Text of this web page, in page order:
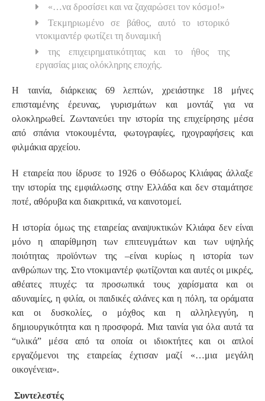
«…να δροσίσει και να ζαχαρώσει τον κόσμο!»
Τεκμηριωμένο σε βάθος, αυτό το ιστορικό
ντοκιμαντέρ φωτίζει τη δυναμική
της επιχειρηματικότητας και το ήθος της
εργασίας μιας ολόκληρης εποχής.
Η ταινία, διάρκειας 69 λεπτών, χρειάστηκε 18 μήνες
επισταμένης έρευνας, γυρισμάτων και μοντάζ για να
ολοκληρωθεί. Ζωντανεύει την ιστορία της επιχείρησης μέσα
από σπάνια ντοκουμέντα, φωτογραφίες, ηχογραφήσεις και
φιλμάκια αρχείου.
Η εταιρεία που ίδρυσε το 1926 ο Θόδωρος Κλιάφας άλλαξε
την ιστορία της εμφιάλωσης στην Ελλάδα και δεν σταμάτησε
ποτέ, αθόρυβα και διακριτικά, να καινοτομεί.
Η ιστορία όμως της εταιρείας αναψυκτικών Κλιάφα δεν είναι
μόνο η απαρίθμηση των επιτευγμάτων και των υψηλής
ποιότητας προϊόντων της –είναι κυρίως η ιστορία των
ανθρώπων της. Στο ντοκιμαντέρ φωτίζονται και αυτές οι μικρές,
αθέατες πτυχές: τα προσωπικά τους χαρίσματα και οι
αδυναμίες, η φιλία, οι παιδικές αλάνες και η πόλη, τα οράματα
και οι δυσκολίες, ο μόχθος και η αλληλεγγύη, η
δημιουργικότητα και η προσφορά. Μια ταινία για όλα αυτά τα
“υλικά” μέσα από τα οποία οι ιδιοκτήτες και οι απλοί
εργαζόμενοι της εταιρείας έχτισαν μαζί «…μια μεγάλη
οικογένεια».
Συντελεστές